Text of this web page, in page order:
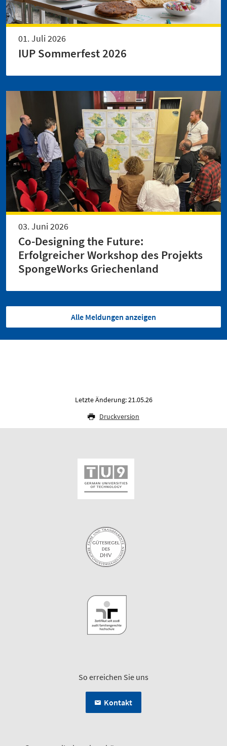
01. Juli 2026
IUP Sommerfest 2026
03. Juni 2026
Co-Designing the Future:
Erfolgreicher Workshop des Projekts
SpongeWorks Griechenland
Alle Meldungen anzeigen
Letzte Änderung: 21.05.26
Druckversion
So erreichen Sie uns
Kontakt